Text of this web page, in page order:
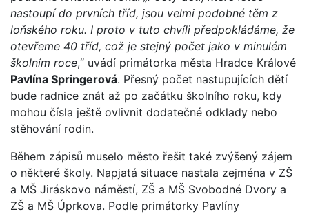
nastoupí do prvních tříd, jsou velmi podobné těm z
loňského roku. I proto v tuto chvíli předpokládáme, že
otevřeme 40 tříd, což je stejný počet jako v minulém
školním roce,“ uvádí primátorka města Hradce Králové
Pavlína Springerová. Přesný počet nastupujících dětí
bude radnice znát až po začátku školního roku, kdy
mohou čísla ještě ovlivnit dodatečné odklady nebo
stěhování rodin.
Během zápisů muselo město řešit také zvýšený zájem
o některé školy. Napjatá situace nastala zejména v ZŠ
a MŠ Jiráskovo náměstí, ZŠ a MŠ Svobodné Dvory a
ZŠ a MŠ Úprkova. Podle primátorky Pavlíny